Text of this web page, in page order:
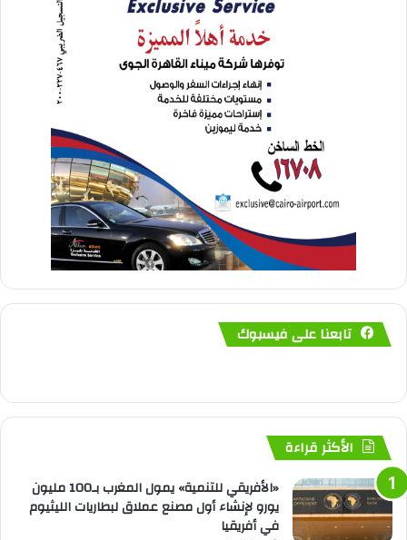
تابعنا على فيسبوك
الأكثر قراءة
«الأفريقي للتنمية» يمول المغرب بـ100 مليون
يورو لإنشاء أول مصنع عملاق لبطاريات الليثيوم
في أفريقيا